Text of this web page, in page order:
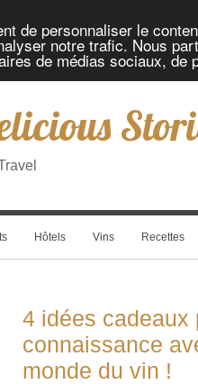
de personnaliser le
notre trafic. Nous
de médias sociaux, de
Hôtels Vins Recettes
4 idées cadeaux
connaissance
monde du vin !